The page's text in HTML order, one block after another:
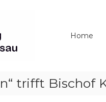
Home
trifft Bischof